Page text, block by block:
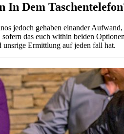
Dem
jedoch gehaben einander
das euch within beiden
unsrige Ermittlung auf jeden fall hat.